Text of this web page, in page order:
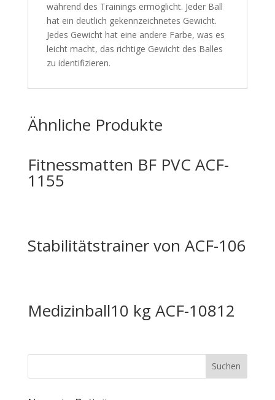
während des Trainings ermöglicht. Jeder Ball
hat ein deutlich gekennzeichnetes Gewicht.
Jedes Gewicht hat eine andere Farbe, was es
leicht macht, das richtige Gewicht des Balles
zu identifizieren.
Ähnliche Produkte
Fitnessmatten BF PVC ACF-
1155
Stabilitätstrainer von ACF-106
Medizinball10 kg ACF-10812